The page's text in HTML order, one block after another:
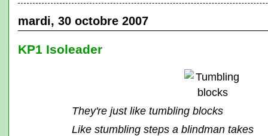
mardi, 30 octobre 2007
KP1 Isoleader
They're just like tumbling blocks
Like stumbling steps a blindman takes